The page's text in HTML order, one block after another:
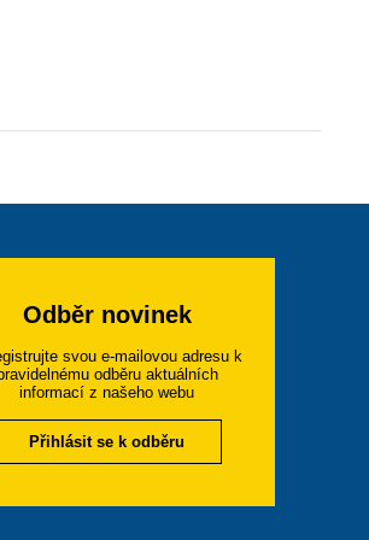
Odběr novinek
svou e-mailovou adresu k
odběru aktuálních
informací z našeho webu
Přihlásit se k odběru